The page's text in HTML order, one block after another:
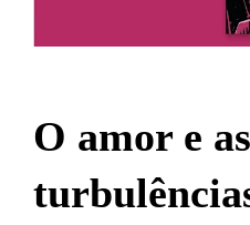
O amor e as